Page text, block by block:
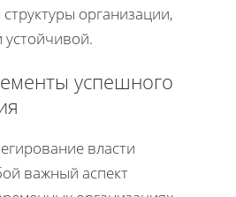
организации,
устойчивой.
успешного
власти
важный аспект